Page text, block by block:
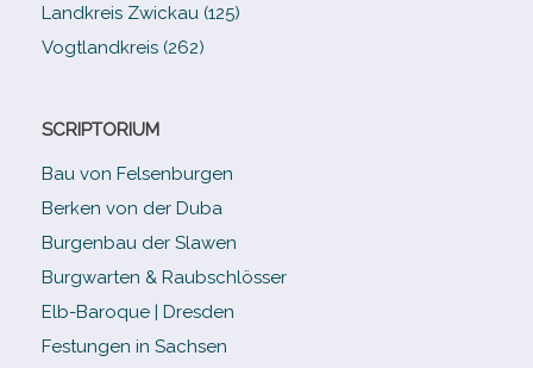
Landkreis Zwickau (125)
Vogtlandkreis (262)
SCRIPTORIUM
Bau von Felsenburgen
Berken von der Duba
Burgenbau der Slawen
Burgwarten & Raubschlösser
Elb-​Baroque | Dresden
Festungen in Sachsen